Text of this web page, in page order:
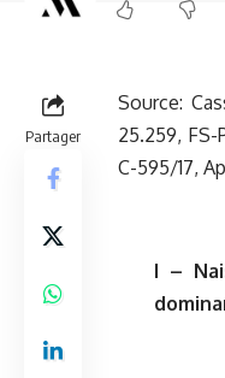
Partager
Source:
25.259, FS-
C-595/17,
I –